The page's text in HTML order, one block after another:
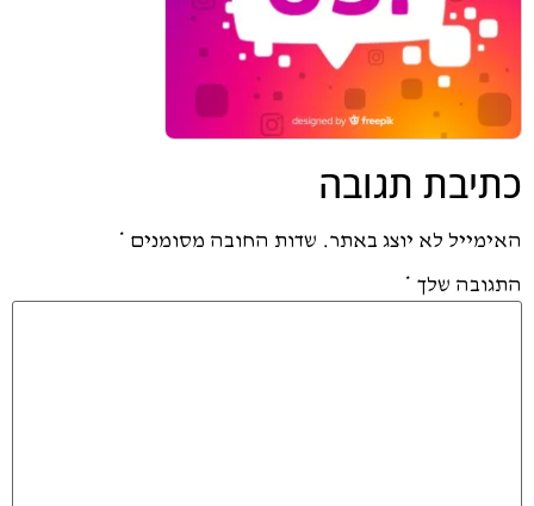
כתיבת תגובה
האימייל לא יוצג באתר. שדות החובה מסומנים *
התגובה שלך *